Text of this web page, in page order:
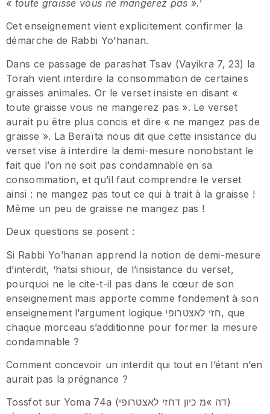
« toute graisse vous ne mangerez pas ».’
Cet enseignement vient explicitement confirmer la
démarche de Rabbi Yo’hanan.
Dans ce passage de parashat Tsav (Vayikra 7, 23) la
Torah vient interdire la consommation de certaines
graisses animales. Or le verset insiste en disant «
toute graisse vous ne mangerez pas ». Le verset
aurait pu être plus concis et dire « ne mangez pas de
graisse ». La Beraïta nous dit que cette insistance du
verset vise à interdire la demi-mesure nonobstant le
fait que l’on ne soit pas condamnable en sa
consommation, et qu’il faut comprendre le verset
ainsi : ne mangez pas tout ce qui à trait à la graisse !
Même un peu de graisse ne mangez pas !
Deux questions se posent :
Si Rabbi Yo’hanan apprend la notion de demi-mesure
d’interdit, ‘hatsi shiour, de l’insistance du verset,
pourquoi ne le cite-t-il pas dans le cœur de son
enseignement mais apporte comme fondement à son
enseignement l’argument logique חזי לאצטרופי, que
chaque morceau s’additionne pour former la mesure
condamnable ?
Comment concevoir un interdit qui tout en l’étant n’en
aurait pas la prégnance ?
Tossfot sur Yoma 74a (דה »מ כיון דחזי לאצטרופי)